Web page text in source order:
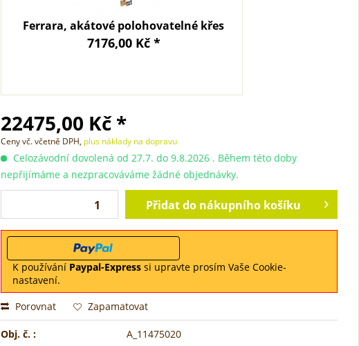
Ferrara, akátové polohovatelné křeslo
7176,00 Kč *
22475,00 Kč *
Ceny vč. včetně DPH, plus náklady na dopravu
Celozávodní dovolená od 27.7. do 9.8.2026 . Během této doby
nepřijímáme a nezpracováváme žádné objednávky.
Přidat do nákupního košíku
K používání Paypal-Expresssi upravte prosím Vaše Cookie-
nastavení.
Porovnat
Zapamatovat
Obj. č. : A_11475020